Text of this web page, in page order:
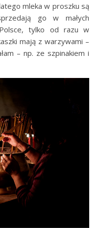
mleka w proszku są
go w małych
tylko od razu w
mają z warzywami –
– np. ze szpinakiem i